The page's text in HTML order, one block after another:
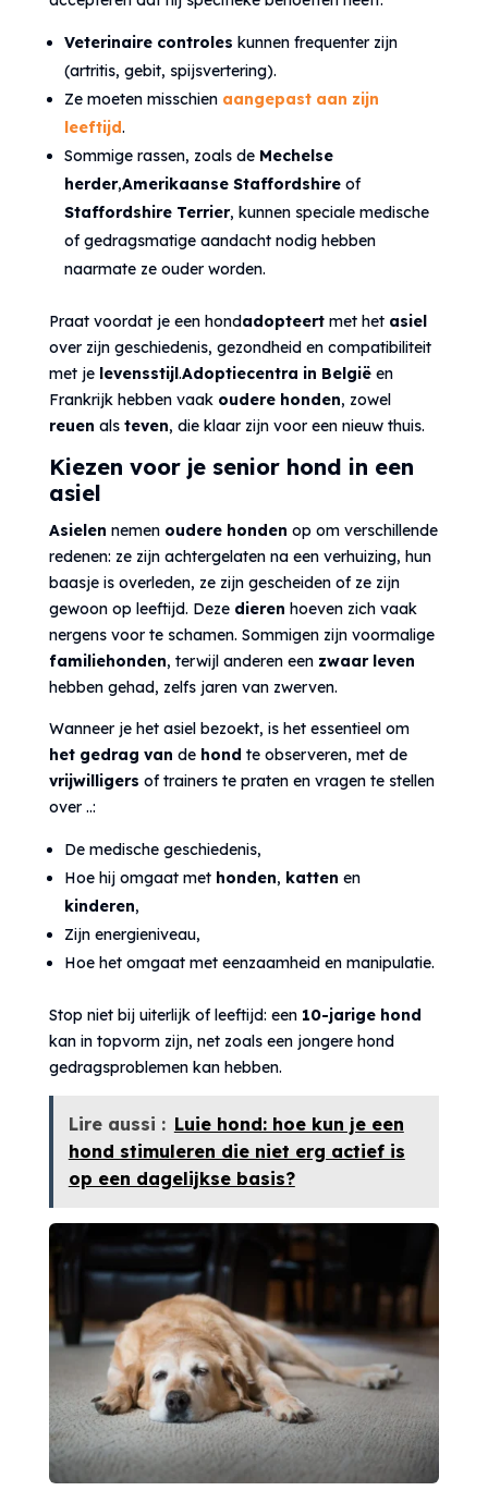
Veterinaire controles kunnen frequenter zijn
(artritis, gebit, spijsvertering).
Ze moeten misschien aangepast aan zijn
leeftijd.
Sommige rassen, zoals de Mechelse
herder,Amerikaanse Staffordshireof
Staffordshire Terrier, kunnen speciale medische
of gedragsmatige aandacht nodig hebben
naarmate ze ouder worden.
Praat voordat je een hondadopteertmet het asiel
over zijn geschiedenis, gezondheid en compatibiliteit
met je levensstijl.Adoptiecentra in Belgiëen
Frankrijk hebben vaak oudere honden, zowel
reuen als teven, die klaar zijn voor een nieuw thuis.
Kiezen voor je senior hond in een
asiel
Asielen nemen oudere honden op om verschillende
redenen: ze zijn achtergelaten na een verhuizing, hun
baasje is overleden, ze zijn gescheiden of ze zijn
gewoon op leeftijd. Deze dieren hoeven zich vaak
nergens voor te schamen. Sommigen zijn voormalige
familiehonden, terwijl anderen een zwaar leven
hebben gehad, zelfs jaren van zwerven.
Wanneer je het asiel bezoekt, is het essentieel om
het gedrag van de hond te observeren, met de
vrijwilligers of trainers te praten en vragen te stellen
over ..:
De medische geschiedenis,
Hoe hij omgaat met honden, katten en
kinderen,
Zijn energieniveau,
Hoe het omgaat met eenzaamheid en manipulatie.
Stop niet bij uiterlijk of leeftijd: een 10-jarige hond
kan in topvorm zijn, net zoals een jongere hond
gedragsproblemen kan hebben.
Lire aussi : Luie hond: hoe kun je een
hond stimuleren die niet erg actief is
op een dagelijkse basis?